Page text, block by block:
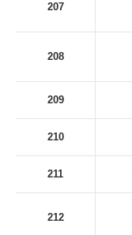
207
208
209
210
211
212